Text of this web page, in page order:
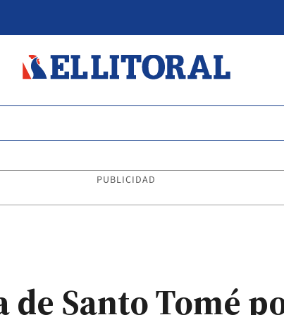
PUBLICIDAD
Santo Tomé